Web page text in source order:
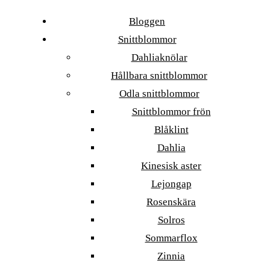
Bloggen
Snittblommor
Dahliaknölar
Hållbara snittblommor
Odla snittblommor
Snittblommor frön
Blåklint
Dahlia
Kinesisk aster
Lejongap
Rosenskära
Solros
Sommarflox
Zinnia